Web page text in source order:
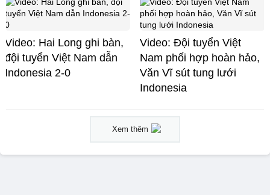
Video: Hai Long ghi bàn,
đội tuyển Việt Nam dẫn
Indonesia 2-0
Video: Đội tuyển Việt
Nam phối hợp hoàn hảo,
Văn Vĩ sút tung lưới
Indonesia
Xem thêm